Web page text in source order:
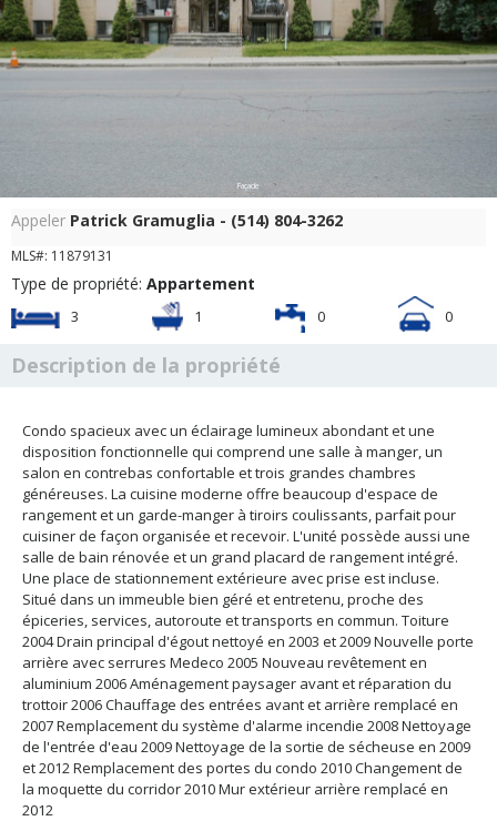
Façade
Appeler Patrick Gramuglia - (514) 804-3262
MLS#: 11879131
Type de propriété: Appartement
3 1 0 0
Description de la propriété
Condo spacieux avec un éclairage lumineux abondant et une
disposition fonctionnelle qui comprend une salle à manger, un
salon en contrebas confortable et trois grandes chambres
généreuses. La cuisine moderne offre beaucoup d'espace de
rangement et un garde-manger à tiroirs coulissants, parfait pour
cuisiner de façon organisée et recevoir. L'unité possède aussi une
salle de bain rénovée et un grand placard de rangement intégré.
Une place de stationnement extérieure avec prise est incluse.
Situé dans un immeuble bien géré et entretenu, proche des
épiceries, services, autoroute et transports en commun. Toiture
2004 Drain principal d'égout nettoyé en 2003 et 2009 Nouvelle porte
arrière avec serrures Medeco 2005 Nouveau revêtement en
aluminium 2006 Aménagement paysager avant et réparation du
trottoir 2006 Chauffage des entrées avant et arrière remplacé en
2007 Remplacement du système d'alarme incendie 2008 Nettoyage
de l'entrée d'eau 2009 Nettoyage de la sortie de sécheuse en 2009
et 2012 Remplacement des portes du condo 2010 Changement de
la moquette du corridor 2010 Mur extérieur arrière remplacé en
2012